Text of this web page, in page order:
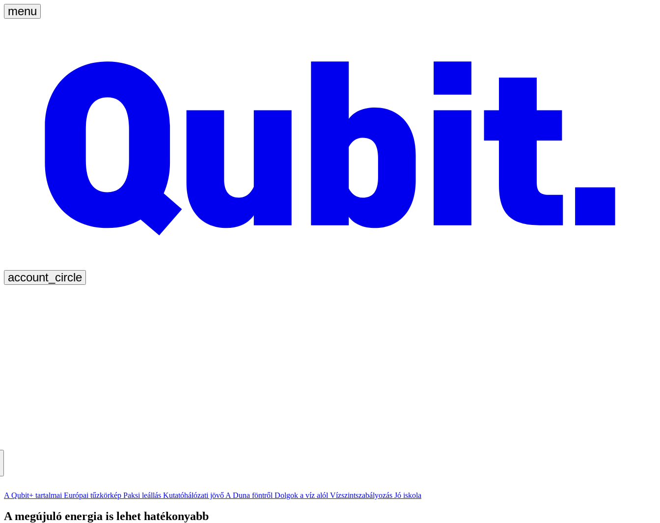
A Qubit+ tartalmai Európai tűzkörkép Paksi leállás Kutatóhálózati jövő A Duna föntről Dolgok a víz alól Vízszintszabályozás Jó iskola
A megújuló energia is lehet hatékonyabb